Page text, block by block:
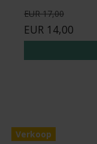
EUR 17,00
EUR 14,00
Verkoop